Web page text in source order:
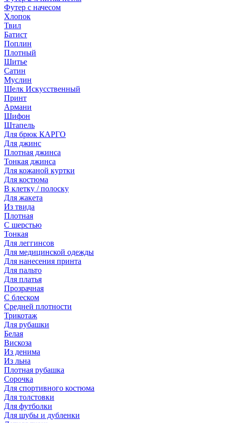
Футер с начесом
Хлопок
Твил
Батист
Поплин
Плотный
Шитье
Сатин
Муслин
Шелк Искусственный
Принт
Армани
Шифон
Штапель
Для брюк КАРГО
Для джинс
Плотная джинса
Тонкая джинса
Для кожаной куртки
Для костюма
В клетку / полоску
Для жакета
Из твида
Плотная
С шерстью
Тонкая
Для леггинсов
Для медицинской одежды
Для нанесения принта
Для пальто
Для платья
Прозрачная
С блеском
Средней плотности
Трикотаж
Для рубашки
Белая
Вискоза
Из денима
Из льна
Плотная рубашка
Сорочка
Для спортивного костюма
Для толстовки
Для футболки
Для шубы и дубленки